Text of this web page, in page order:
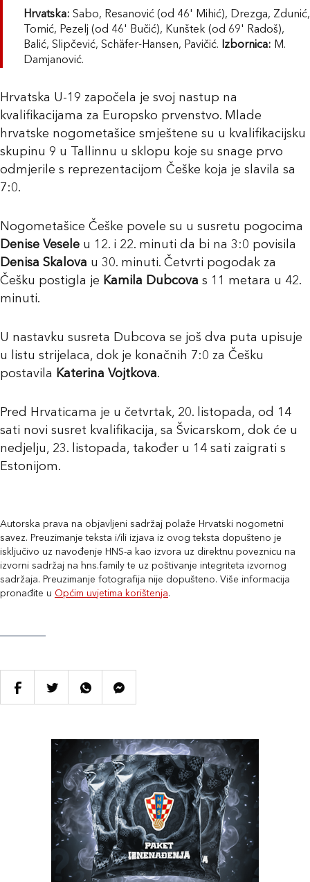
Hrvatska: Sabo, Resanović (od 46' Mihić), Drezga, Zdunić,
Tomić, Pezelj (od 46' Bučić), Kunštek (od 69' Radoš),
Balić, Slipčević, Schäfer-Hansen, Pavičić.
Izbornica: M.
Damjanović.
Hrvatska U-19 započela je svoj nastup na
kvalifikacijama za Europsko prvenstvo. Mlade
hrvatske nogometašice smještene su u kvalifikacijsku
skupinu 9 u Tallinnu u sklopu koje su snage prvo
odmjerile s reprezentacijom Češke koja je slavila sa
7:0.
Nogometašice Češke povele su u susretu pogocima
Denise Vesele u 12. i 22. minuti da bi na 3:0 povisila
Denisa Skalova u 30. minuti. Četvrti pogodak za
Češku postigla je Kamila Dubcova s 11 metara u 42.
minuti.
U nastavku susreta Dubcova se još dva puta upisuje
u listu strijelaca, dok je konačnih 7:0 za Češku
postavila Katerina Vojtkova.
Pred Hrvaticama je u četvrtak, 20. listopada, od 14
sati novi susret kvalifikacija, sa Švicarskom, dok će u
nedjelju, 23. listopada, također u 14 sati zaigrati s
Estonijom.
Autorska prava na objavljeni sadržaj polaže Hrvatski nogometni
savez. Preuzimanje teksta i/ili izjava iz ovog teksta dopušteno je
isključivo uz navođenje HNS-a kao izvora uz direktnu poveznicu na
izvorni sadržaj na hns.family te uz poštivanje integriteta izvornog
sadržaja. Preuzimanje fotografija nije dopušteno. Više informacija
pronađite u Općim uvjetima korištenja.